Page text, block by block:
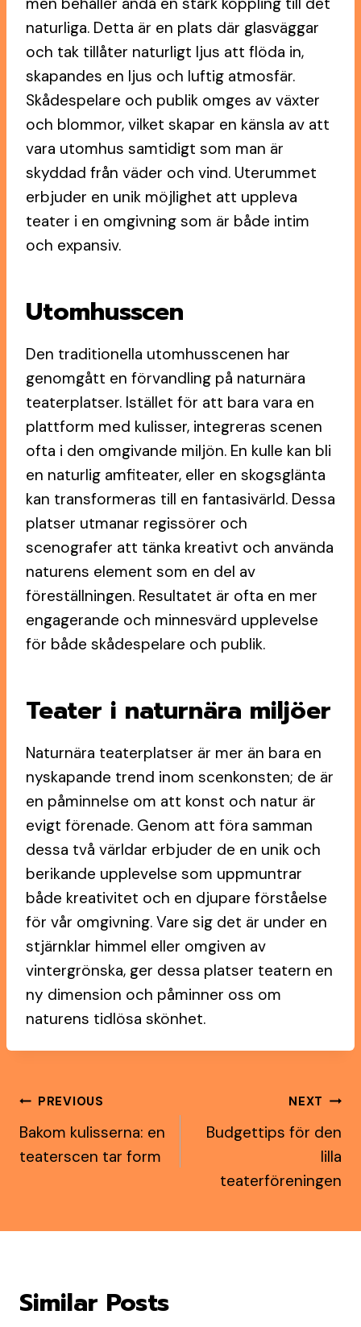
naturliga. Detta är en plats där glasväggar
och tak tillåter naturligt ljus att flöda in,
skapandes en ljus och luftig atmosfär.
Skådespelare och publik omges av växter
och blommor, vilket skapar en känsla av att
vara utomhus samtidigt som man är
skyddad från väder och vind. Uterummet
erbjuder en unik möjlighet att uppleva
teater i en omgivning som är både intim
och expansiv.
Utomhusscen
Den traditionella utomhusscenen har
genomgått en förvandling på naturnära
teaterplatser. Istället för att bara vara en
plattform med kulisser, integreras scenen
ofta i den omgivande miljön. En kulle kan bli
en naturlig amfiteater, eller en skogsglänta
kan transformeras till en fantasivärld. Dessa
platser utmanar regissörer och
scenografer att tänka kreativt och använda
naturens element som en del av
föreställningen. Resultatet är ofta en mer
engagerande och minnesvärd upplevelse
för både skådespelare och publik.
Teater i naturnära miljöer
Naturnära teaterplatser är mer än bara en
nyskapande trend inom scenkonsten; de är
en påminnelse om att konst och natur är
evigt förenade. Genom att föra samman
dessa två världar erbjuder de en unik och
berikande upplevelse som uppmuntrar
både kreativitet och en djupare förståelse
för vår omgivning. Vare sig det är under en
stjärnklar himmel eller omgiven av
vintergrönska, ger dessa platser teatern en
ny dimension och påminner oss om
naturens tidlösa skönhet.
Post
navigation
PREVIOUS
Bakom kulisserna: en
teaterscen tar form
NEXT
Budgettips för den
lilla
teaterföreningen
Similar Posts